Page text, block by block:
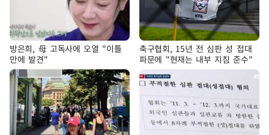
방은희, 母 고독사에 오열 "이틀
만에 발견"
축구협회, 15년 전 심판 성 접대
파문에 "현재는 내부 지침 준수"